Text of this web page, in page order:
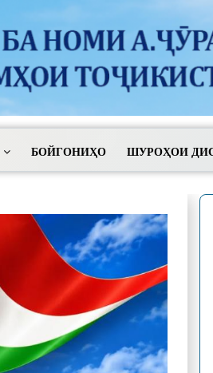
БОЙГОНИҲО ШУРОҲОИ